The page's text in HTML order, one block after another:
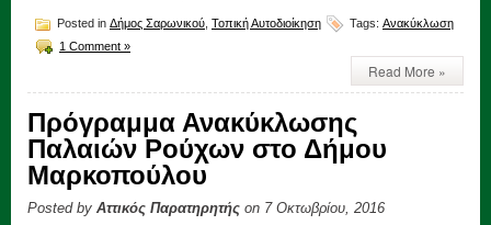
Posted in Δήμος Σαρωνικού Τοπική Αυτοδιοίκηση Tags: Ανακύκλωση
1 Comment »
Read More »
Πρόγραμμα Ανακύκλωσης
Παλαιών Ρούχων στο Δήμου
Μαρκοπούλου
Posted by Αττικός Παρατηρητής on 7 Οκτωβρίου, 2016